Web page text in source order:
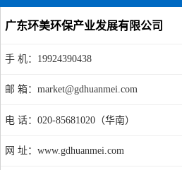
广东环美环保产业发展有限公司
手 机：19924390438
邮 箱：market@gdhuanmei.com
电 话：020-85681020（华南）
网 址：www.gdhuanmei.com